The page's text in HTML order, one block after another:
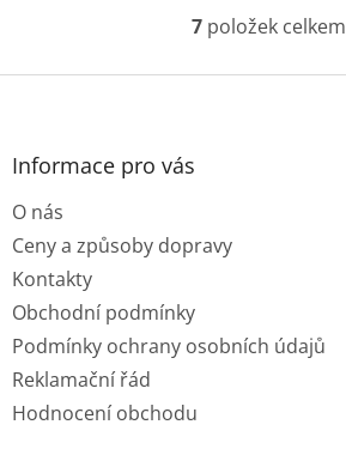
O
l
ý
7položek celkem
Z
Informace pro vás
O nás
Ceny a způsoby dopravy
Kontakty
Obchodní podmínky
Podmínky ochrany osobních údajů
Reklamační řád
Hodnocení obchodu